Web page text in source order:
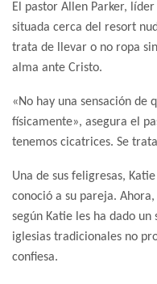
El pastor Allen Parker,
situada cerca del resort
trata de llevar o no ropa
alma ante Cristo.
«No hay una sensación de
físicamente», asegura el
tenemos cicatrices. Se
Una de sus feligresas,
conoció a su pareja.
según Katie les ha dado
iglesias tradicionales no
confiesa.